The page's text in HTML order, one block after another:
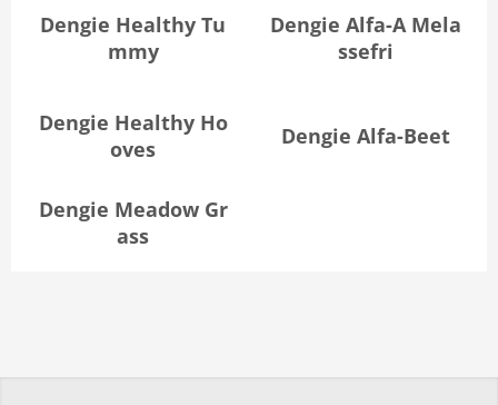
Dengie Healthy Tu
mmy
Dengie Alfa-A Mela
ssefri
Dengie Healthy Ho
oves
Dengie Alfa-Beet
Dengie Meadow Gr
ass